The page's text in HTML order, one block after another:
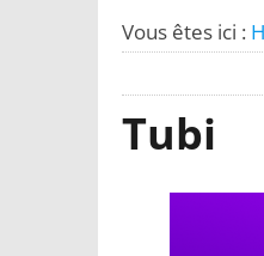
Vous êtes ici :
Tubi